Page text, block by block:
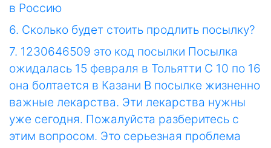
в Россию
6. Сколько будет стоить продлить посылку?
7. 1230646509 это код посылки Посылка
ожидалась 15 февраля в Тольятти С 10 по 16
она болтается в Казани В посылке жизненно
важные лекарства. Эти лекарства нужны
уже сегодня. Пожалуйста разберитесь с
этим вопросом. Это серьезная проблема